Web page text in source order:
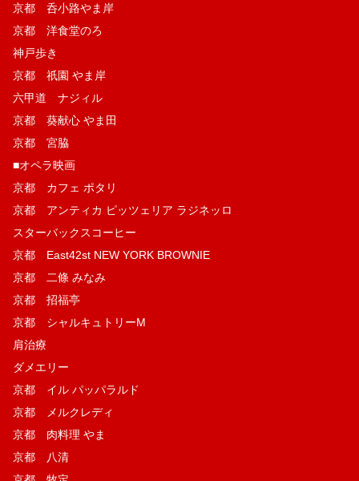
京都 呑小路やま岸
京都 洋食堂のろ
神戸歩き
京都 祇園 やま岸
六甲道 ナジィル
京都 葵献心 やま田
京都 宮脇
■オペラ映画
京都 カフェ ポタリ
京都 アンティカ ピッツェリア ラジネッロ
スターバックスコーヒー
京都 East42st NEW YORK BROWNIE
京都 二條 みなみ
京都 招福亭
京都 シャルキュトリーM
肩治療
ダメエリー
京都 イル パッパラルド
京都 メルクレディ
京都 肉料理 やま
京都 八清